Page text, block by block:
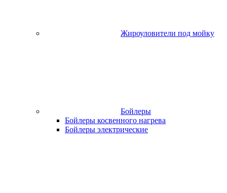
Жироуловители под мойку
Бойлеры
Бойлеры косвенного нагрева
Бойлеры электрические